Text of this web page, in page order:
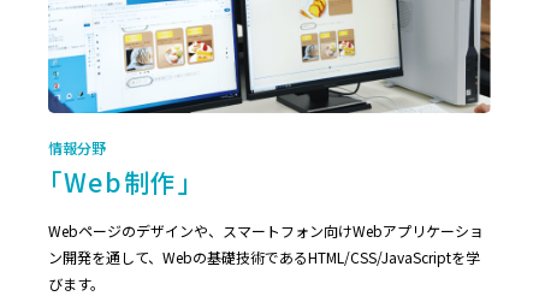
情報分野
「Web制作」
Webページのデザインや、スマートフォン向けWebアプリケーショ
ン開発を通して、Webの基礎技術であるHTML/CSS/JavaScriptを学
びます。